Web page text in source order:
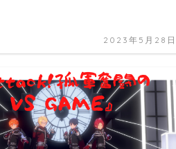
2023年5月28日